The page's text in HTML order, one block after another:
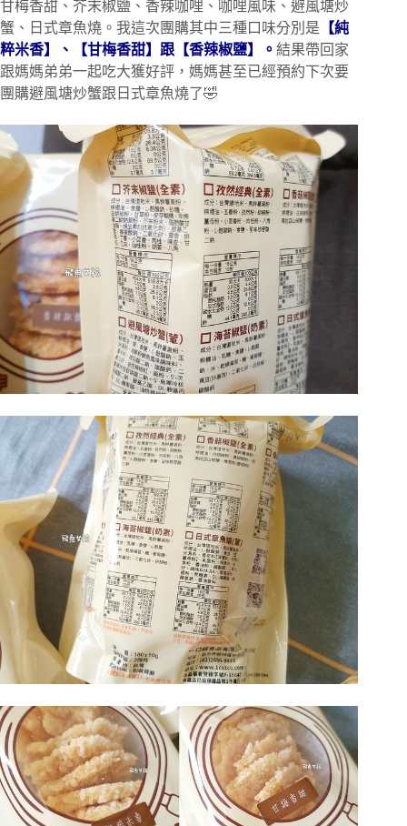
甘梅香甜、芥末椒鹽、香辣咖哩、咖哩風味、避風塘炒
蟹、日式章魚燒。我這次團購其中三種口味分別是 【純
粹米香】、【甘梅香甜】跟【香辣椒鹽】。 結果帶回家
跟媽媽弟弟一起吃大獲好評，媽媽甚至已經預約下次要
團購避風塘炒蟹跟日式章魚燒了🤣